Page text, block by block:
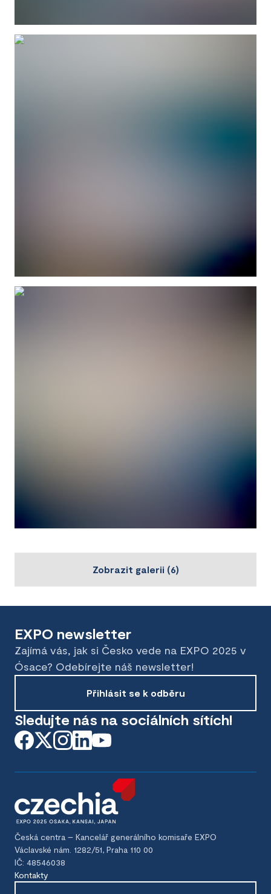
Zobrazit galerii (6)
EXPO newsletter
Zajímá vás, jak si Česko vede na EXPO 2025 v
Ósace? Odebírejte náš newsletter!
Přihlásit se k odběru
Sledujte nás na sociálních sítích!
Česká centra – Kancelář generálního komisaře EXPO
Václavské nám. 1282/51, Praha 110 00
IČ: 48546038
Kontakty